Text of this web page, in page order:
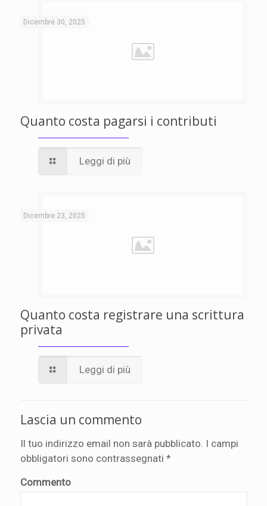
Dicembre 30, 2025
Quanto costa pagarsi i contributi
Leggi di più
Dicembre 23, 2025
Quanto costa registrare una scrittura
privata
Leggi di più
Lascia un commento
Il tuo indirizzo email non sarà pubblicato. I campi
obbligatori sono contrassegnati *
Commento